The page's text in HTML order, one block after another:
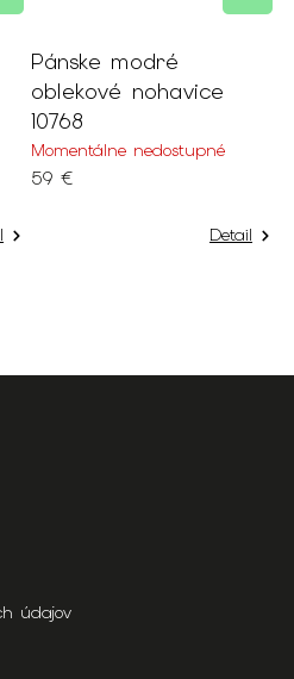
Pánske modré
oblekové nohavice
10768
Momentálne nedostupné
59 €
Detail
údajov